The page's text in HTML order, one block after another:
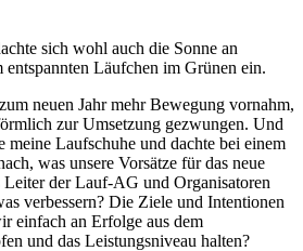
sich wohl auch die Sonne an
Läufchen im Grünen ein.
neuen Jahr mehr Bewegung vornahm,
zur Umsetzung gezwungen. Und
meine Laufschuhe und dachte bei einem
was unsere Vorsätze für das neue
der Lauf-AG und Organisatoren
verbessern? Die Ziele und Intentionen
einfach an Erfolge aus dem
und das Leistungsniveau halten?